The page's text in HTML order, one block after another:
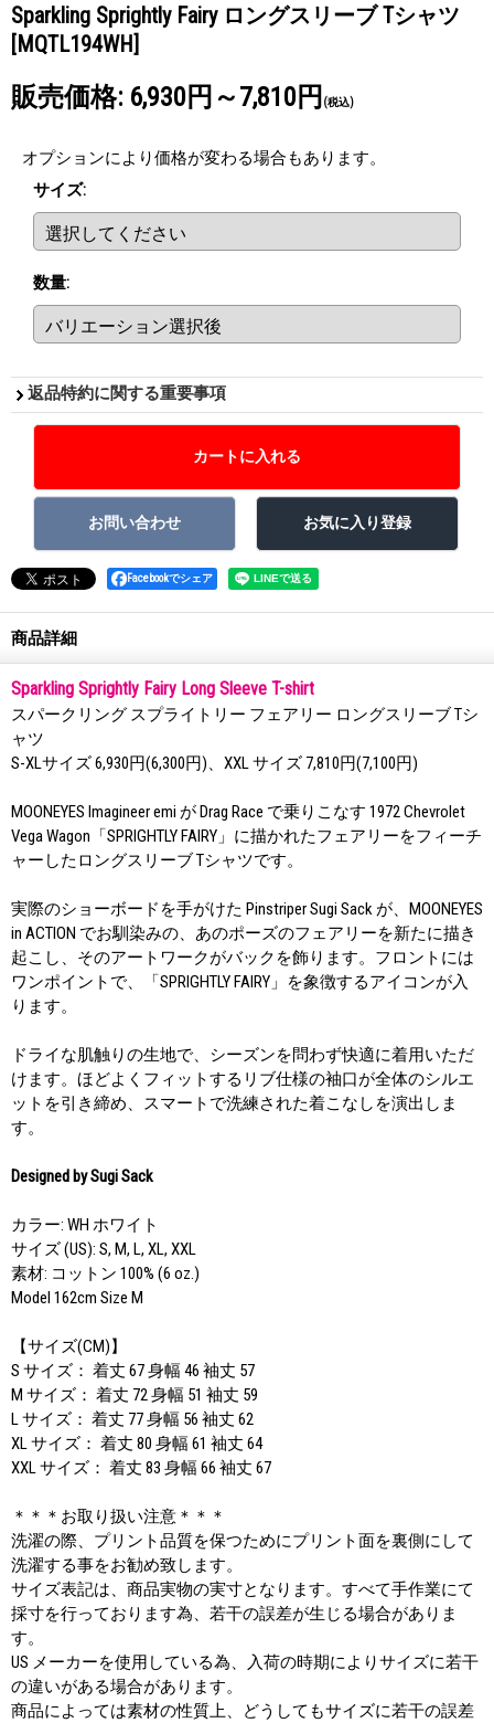
Sparkling Sprightly Fairy ロングスリーブ Tシャツ
[MQTL194WH]
販売価格: 6,930円～7,810円 (税込)
オプションにより価格が変わる場合もあります。
サイズ:
数量:
返品特約に関する重要事項
Facebookでシェア
商品詳細
Sparkling Sprightly Fairy Long Sleeve T-shirt
スパークリング スプライトリー フェアリー ロングスリーブ Tシ
ャツ
S-XLサイズ 6,930円(6,300円)、XXL サイズ 7,810円(7,100円)
MOONEYES Imagineer emi が Drag Race で乗りこなす 1972 Chevrolet
Vega Wagon「SPRIGHTLY FAIRY」に描かれたフェアリーをフィーチ
ャーしたロングスリーブ Tシャツです。
実際のショーボードを手がけた Pinstriper Sugi Sack が、MOONEYES
in ACTION でお馴染みの、あのポーズのフェアリーを新たに描き
起こし、そのアートワークがバックを飾ります。フロントには
ワンポイントで、「SPRIGHTLY FAIRY」を象徴するアイコンが入
ります。
ドライな肌触りの生地で、シーズンを問わず快適に着用いただ
けます。ほどよくフィットするリブ仕様の袖口が全体のシルエ
ットを引き締め、スマートで洗練された着こなしを演出しま
す。
Designed by Sugi Sack
カラー: WH ホワイト
サイズ (US): S, M, L, XL, XXL
素材: コットン 100% (6 oz.)
Model 162cm Size M
【サイズ(CM)】
S サイズ： 着丈 67 身幅 46 袖丈 57
M サイズ： 着丈 72 身幅 51 袖丈 59
L サイズ： 着丈 77 身幅 56 袖丈 62
XL サイズ： 着丈 80 身幅 61 袖丈 64
XXL サイズ： 着丈 83 身幅 66 袖丈 67
＊＊＊お取り扱い注意＊＊＊
洗濯の際、プリント品質を保つためにプリント面を裏側にして
洗濯する事をお勧め致します。
サイズ表記は、商品実物の実寸となります。すべて手作業にて
採寸を行っております為、若干の誤差が生じる場合がありま
す。
US メーカーを使用している為、入荷の時期によりサイズに若干
の違いがある場合があります。
商品によっては素材の性質上、どうしてもサイズに若干の誤差